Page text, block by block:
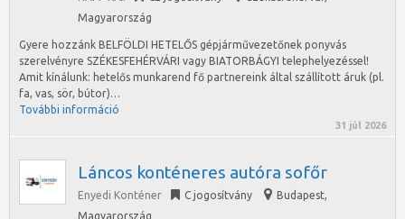
Magyarország
Gyere hozzánk BELFÖLDI HETELŐS gépjárművezetőnek ponyvás
szerelvényre SZÉKESFEHÉRVÁRI vagy BIATORBÁGYI telephelyezéssel!
Amit kínálunk: hetelős munkarend fő partnereink által szállított áruk (pl.
fa, vas, sör, bútor)…
További információ
31 júl 2026
Láncos konténeres autóra sofőr
Enyedi Konténer C jogosítvány Budapest,
Magyarország